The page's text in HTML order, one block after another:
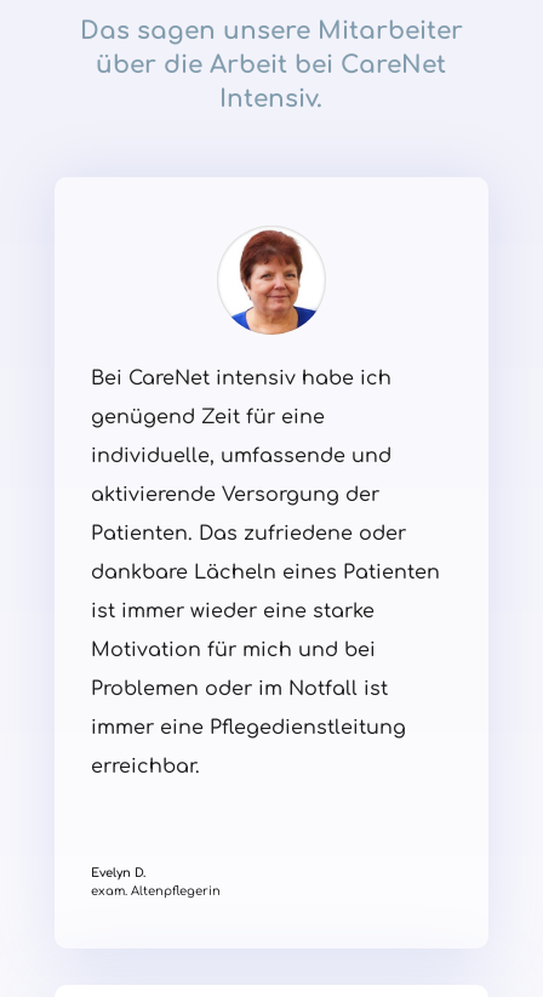
Das sagen unsere Mitarbeiter
über die Arbeit bei CareNet
Intensiv.
Bei CareNet intensiv habe ich
genügend Zeit für eine
individuelle, umfassende und
aktivierende Versorgung der
Patienten. Das zufriedene oder
dankbare Lächeln eines Patienten
ist immer wieder eine starke
Motivation für mich und bei
Problemen oder im Notfall ist
immer eine Pflegedienstleitung
erreichbar.
Evelyn D.
exam. Altenpflegerin